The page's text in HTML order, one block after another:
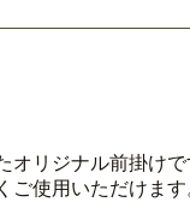
オリジナル前掛け
ご使用いただけま